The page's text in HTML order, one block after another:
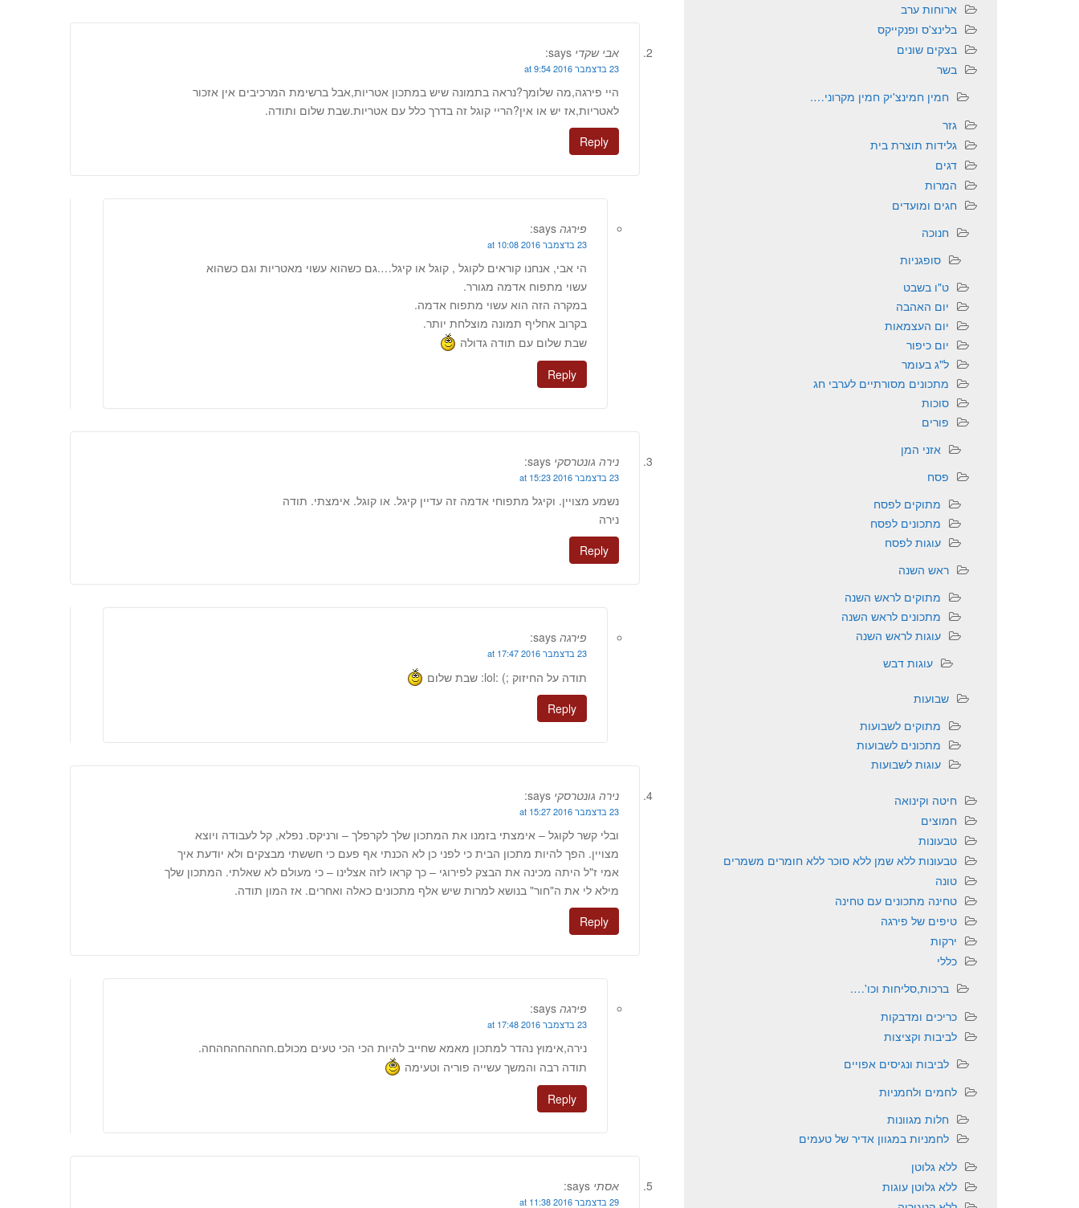
אבי שקדי says:
23 בדצמבר 2016 at 9:54
היי פירגה,מה שלומך?נראה בתמונה שיש במתכון אטריות,אבל ברשימת המרכיבים אין אזכור
לאטריות,אז יש או אין?הריי קוגל זה בדרך כלל עם אטריות.שבת שלום ותודה.
Reply
פירגה says:
23 בדצמבר 2016 at 10:08
הי אבי, אנחנו קוראים לקוגל , קוגל או קיגל….גם כשהוא עשוי מאטריות וגם כשהוא
עשוי מתפוח אדמה מגורר.
במקרה הזה הוא עשוי מתפוח אדמה.
בקרוב אחליף תמונה מוצלחת יותר.
שבת שלום עם תודה גדולה
Reply
נירה גונטרסקי says:
23 בדצמבר 2016 at 15:23
נשמע מצויין. וקיגל מתפוחי אדמה זה עדיין קיגל. או קוגל. אימצתי. תודה
נירה
Reply
פירגה says:
23 בדצמבר 2016 at 17:47
תודה על החיזוק ;) :lol: שבת שלום
Reply
נירה גונטרסקי says:
23 בדצמבר 2016 at 15:27
ובלי קשר לקוגל – אימצתי בזמנו את המתכון שלך לקרפלך – ורניקס. נפלא, קל לעבודה ויוצא
מצויין. הפך להיות מתכון הבית כי לפני כן לא הכנתי אף פעם כי חששתי מבצקים ולא יודעת איך
אמי ז"ל היתה מכינה את הבצק לפירוגי – כך קראו לזה אצלינו – כי מעולם לא שאלתי. המתכון שלך
מילא לי את ה"חור" בנושא למרות שיש אלף מתכונים כאלה ואחרים. אז המון תודה.
Reply
פירגה says:
23 בדצמבר 2016 at 17:48
נירה,אימוץ נהדר למתכון מאמא שחייב להיות הכי הכי טעים מכולם.חהחהחהחהחה.
תודה רבה והמשך עשייה פוריה וטעימה
Reply
אסתי says:
29 בדצמבר 2016 at 11:38
ארוחות ערב
בלינצ'ס ופנקייקס
בצקים שונים
בשר
חמין חמינצ'יק חמין מקרוני….
גזר
גלידות תוצרת בית
דגים
המרות
חגים ומועדים
חנוכה
סופגניות
ט"ו בשבט
יום האהבה
יום העצמאות
יום כיפור
ל"ג בעומר
מתכונים מסורתיים לערבי חג
סוכות
פורים
אזני המן
פסח
מתוקים לפסח
מתכונים לפסח
עוגות לפסח
ראש השנה
מתוקים לראש השנה
מתכונים לראש השנה
עוגות לראש השנה
עוגות דבש
שבועות
מתוקים לשבועות
מתכונים לשבועות
עוגות לשבועות
חיטה וקינואה
חמוצים
טבעונות
טבעונות ללא שמן ללא סוכר ללא חומרים משמרים
טונה
טחינה מתכונים עם טחינה
טיפים של פירגה
ירקות
כללי
ברכות,סליחות וכו'….
כריכים ומדבקות
לביבות וקציצות
לביבות ונגיסים אפויים
לחמים ולחמניות
חלות מגוונות
לחמניות במגוון אדיר של טעמים
ללא גלוטן
ללא גלוטן עוגות